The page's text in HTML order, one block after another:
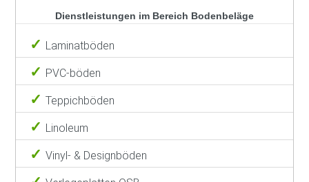
Dienstleistungen im Bereich Bodenbeläge
Laminatböden
PVC-böden
Teppichböden
Linoleum
Vinyl- & Designböden